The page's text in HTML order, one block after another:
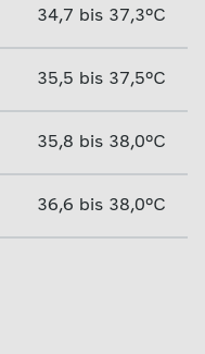
34,7 bis 37,3°C
35,5 bis 37,5°C
35,8 bis 38,0°C
36,6 bis 38,0°C